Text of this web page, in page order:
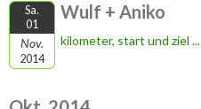
Sa.
01
Nov.
2014
Wulf + Aniko
kilometer, start und ziel ...